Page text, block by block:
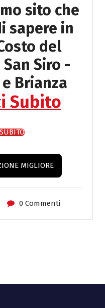
sito che
sapere in
del
Siro -
Brianza
Subito
MIGLIORE
0 Commenti